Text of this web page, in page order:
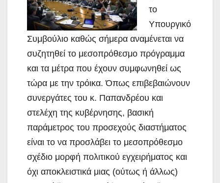
το
Υπουργικό
Συμβούλιο καθώς σήμερα αναμένεται να
συζητηθεί το μεσοπρόθεσμο πρόγραμμα
και τα μέτρα που έχουν συμφωνηθεί ως
τώρα με την τρόικα. Όπως επιβεβαιώνουν
συνεργάτες του κ. Παπανδρέου και
στελέχη της κυβέρνησης, βασική
παράμετρος του προσεχούς διαστήματος
είναι το να προσλάβει το μεσοπρόθεσμο
σχέδιο μορφή πολιτικού εγχειρήματος και
όχι αποκλειστικά μιας (ούτως ή άλλως)